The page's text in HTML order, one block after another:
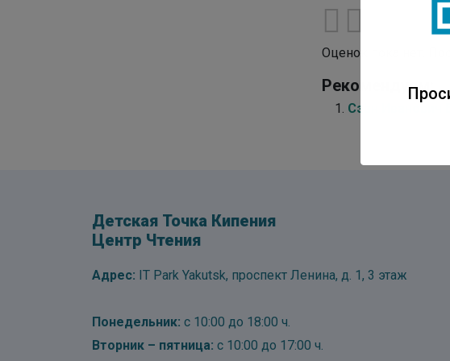
Оценок пока нет.
Рекомендуем:
Сэһэн
Детская Точка Кипения
Центр Чтения
Адрес: IT Park Yakutsk, проспект Ленина, д. 1, 3 этаж
Понедельник: с 10:00 до 18:00 ч.
Вторник – пятница: с 10:00 до 17:00 ч.